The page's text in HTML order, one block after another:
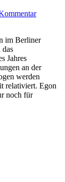
im Berliner
das
Jahres
an der
werden
relativiert. Egon
noch für